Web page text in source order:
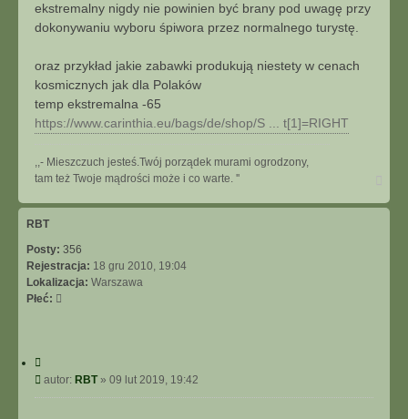
ekstremalny nigdy nie powinien być brany pod uwagę przy
dokonywaniu wyboru śpiwora przez normalnego turystę.
oraz przykład jakie zabawki produkują niestety w cenach
kosmicznych jak dla Polaków
temp ekstremalna -65
https://www.carinthia.eu/bags/de/shop/S ... t[1]=RIGHT
,,- Mieszczuch jesteś.Twój porządek murami ogrodzony,
tam też Twoje mądrości może i co warte. ''
g
RBT
Posty: 356
Rejestracja: 18 gru 2010, 19:04
Lokalizacja: Warszawa
Płeć:
yP
o
autor: RBT» 09 lut 2019, 19:42